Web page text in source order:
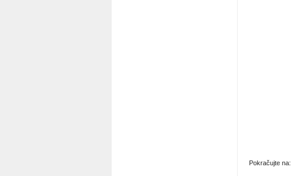
Pokračujte na: